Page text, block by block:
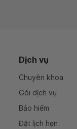
Dịch vụ
Chuyên khoa
Gói dịch vụ
Bảo hiểm
Đặt lịch hẹn